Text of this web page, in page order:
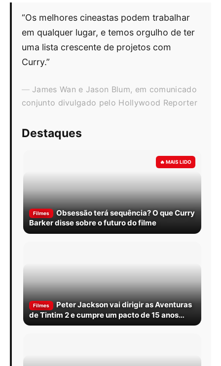
“Os melhores cineastas podem trabalhar
em qualquer lugar, e temos orgulho de ter
uma lista crescente de projetos com
Curry.”
James Wan e Jason Blum, em comunicado
conjunto divulgado pelo Hollywood Reporter
Destaques
Filmes
Obsessão terá sequência? O que Curry
Barker disse sobre o futuro do filme
Filmes
Peter Jackson vai dirigir as Aventuras
de Tintim 2 e cumpre um pacto de 15 anos
com Spielberg